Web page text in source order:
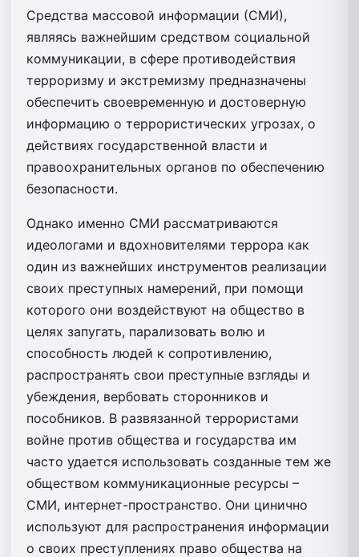
Средства массовой информации (СМИ),
являясь важнейшим средством социальной
коммуникации, в сфере противодействия
терроризму и экстремизму предназначены
обеспечить своевременную и достоверную
информацию о террористических угрозах, о
действиях государственной власти и
правоохранительных органов по обеспечению
безопасности.
Однако именно СМИ рассматриваются
идеологами и вдохновителями террора как
один из важнейших инструментов реализации
своих преступных намерений, при помощи
которого они воздействуют на общество в
целях запугать, парализовать волю и
способность людей к сопротивлению,
распространять свои преступные взгляды и
убеждения, вербовать сторонников и
пособников. В развязанной террористами
войне против общества и государства им
часто удается использовать созданные тем же
обществом коммуникационные ресурсы –
СМИ, интернет-пространство. Они цинично
используют для распространения информации
о своих преступлениях право общества на